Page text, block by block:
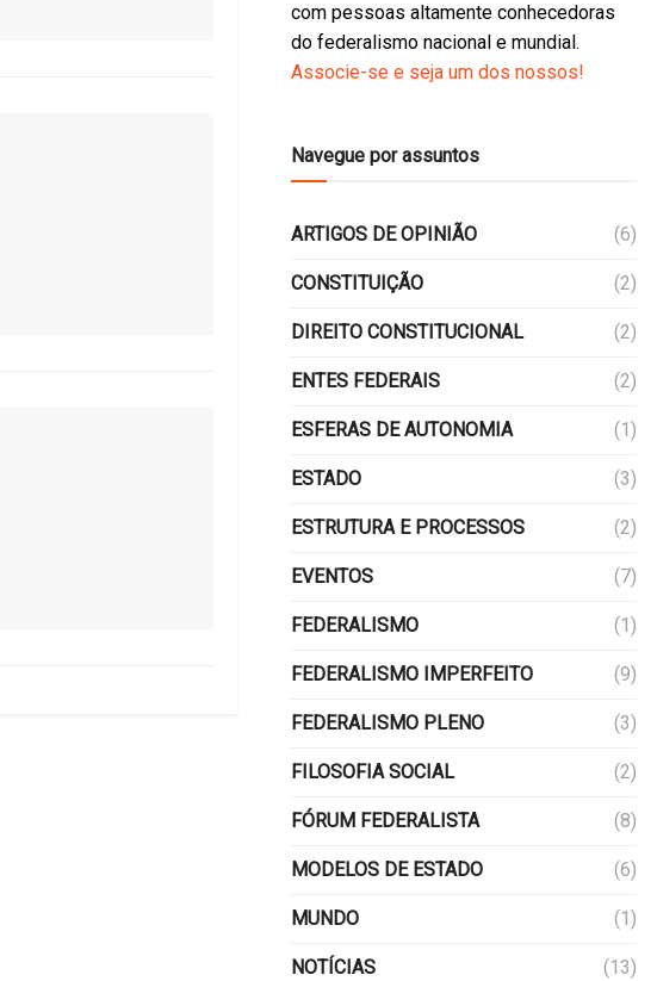
com pessoas altamente conhecedoras
do federalismo nacional e mundial.
Associe-se e seja um dos nossos!
Navegue por assuntos
ARTIGOS DE OPINIÃO (6)
CONSTITUIÇÃO (2)
DIREITO CONSTITUCIONAL (2)
ENTES FEDERAIS (2)
ESFERAS DE AUTONOMIA (1)
ESTADO (3)
ESTRUTURA E PROCESSOS (2)
EVENTOS (7)
FEDERALISMO (1)
FEDERALISMO IMPERFEITO (9)
FEDERALISMO PLENO (3)
FILOSOFIA SOCIAL (2)
FÓRUM FEDERALISTA (8)
MODELOS DE ESTADO (6)
MUNDO (1)
NOTÍCIAS (13)